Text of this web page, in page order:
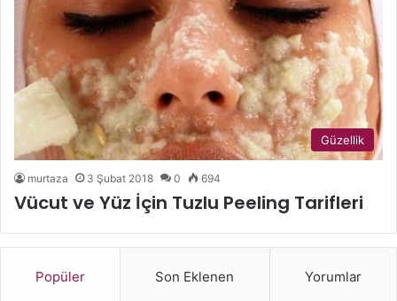
Güzellik
murtaza 3 Şubat 2018 0 694
Vücut ve Yüz İçin Tuzlu Peeling Tarifleri
Popüler Son Eklenen Yorumlar